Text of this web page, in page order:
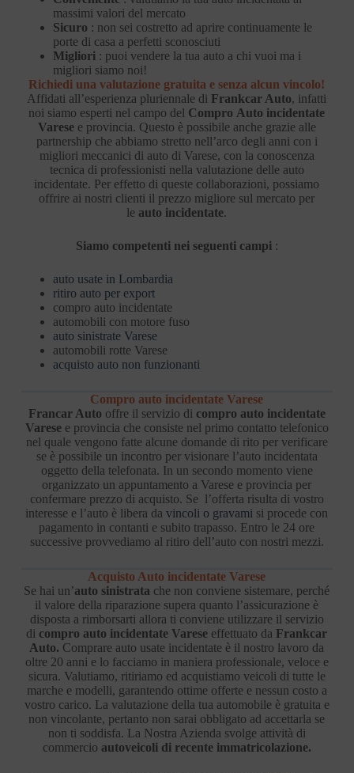
massimi valori del mercato
Sicuro : non sei costretto ad aprire continuamente le
porte di casa a perfetti sconosciuti
Migliori : puoi vendere la tua auto a chi vuoi ma i
migliori siamo noi!
Richiedi una valutazione gratuita e senza alcun vincolo!
Affidati all’esperienza pluriennale di Frankcar Auto, infatti
noi siamo esperti nel campo del Compro Auto incidentate
Varesee provincia. Questo è possibile anche grazie alle
partnership che abbiamo stretto nell’arco degli anni con i
migliori meccanici di auto di Varese, con la conoscenza
tecnica di professionisti nella valutazione delle auto
incidentate. Per effetto di queste collaborazioni, possiamo
offrire ai nostri clienti il prezzo migliore sul mercato per
le auto incidentate.
Siamo competenti nei seguenti campi :
auto usate in Lombardia
ritiro auto per export
compro auto incidentate
automobili con motore fuso
auto sinistrate Varese
automobili rotte Varese
acquisto auto non funzionanti
Compro auto incidentate Varese
Francar Auto offre il servizio di compro auto incidentate
Varesee provincia che consiste nel primo contatto telefonico
nel quale vengono fatte alcune domande di rito per verificare
se è possibile un incontro per visionare l’auto incidentata
oggetto della telefonata. In un secondo momento viene
organizzato un appuntamento a Varese e provincia per
confermare prezzo di acquisto. Se l’offerta risulta di vostro
interesse e l’auto è libera davincoli o gravami si procede con
pagamento in contanti e subito trapasso. Entro le 24 ore
successive provvediamo al ritiro dell’auto con nostri mezzi.
Acquisto Auto incidentate Varese
Se hai un’auto sinistrata che non conviene sistemare, perché
il valore della riparazione supera quanto l’assicurazione è
disposta a rimborsarti allora ti conviene utilizzare il servizio
di compro auto incidentate Varese effettuato da Frankcar
Auto. Comprare auto usate incidentate è il nostro lavoro da
oltre 20 anni e lo facciamo in maniera professionale, veloce e
sicura. Valutiamo, ritiriamo ed acquistiamo veicoli di tutte le
marche e modelli, garantendo ottime offerte e nessun costo a
vostro carico. La valutazione della tua automobile è gratuita e
non vincolante, pertanto non sarai obbligato ad accettarla se
non ti soddisfa. La Nostra Azienda svolge attività di
commercio autoveicoli di recente immatricolazione.